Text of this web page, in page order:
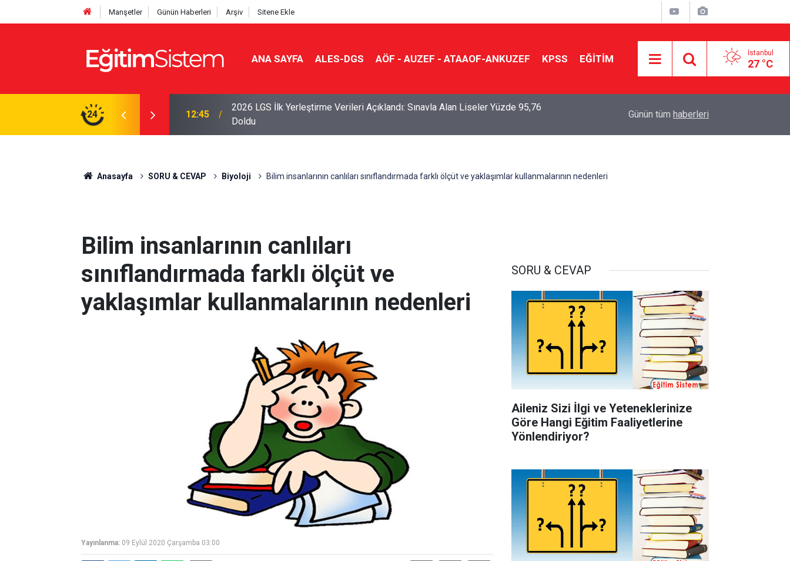
Manşetler Günün Haberleri Arşiv Sitene Ekle
ANA SAYFA ALES-DGS AÖF - AUZEF - ATAAOF-ANKUZEF KPSS EĞİTİM İstanbul
27 °C
24
Belli Oldu: İki Program 500 Puanla
12:45
2026 LGS İlk Yerleştirme Verileri Açıklandı: Sınavla Alan Liseler Yüzde 95,76
Doldu
Tercihine Yerleşti
Günün tüm haberleri
Anasayfa SORU & CEVAP Biyoloji Bilim insanlarının canlıları sınıflandırmada farklı ölçüt ve yaklaşımlar kullanmalarının nedenleri
Bilim insanlarının canlıları
sınıflandırmada farklı ölçüt ve
yaklaşımlar kullanmalarının nedenleri
Yayınlanma: 09 Eylül 2020 Çarşamba 03:00
SORU & CEVAP
Aileniz Sizi İlgi ve Yeteneklerinize
Göre Hangi Eğitim Faaliyetlerine
Yönlendiriyor?